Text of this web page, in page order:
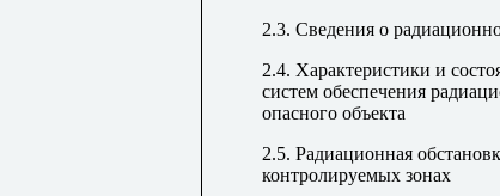
2.3. Сведения о
2.4. Характеристики и
систем обеспечения
опасного объекта
2.5. Радиационная
контролируемых зонах